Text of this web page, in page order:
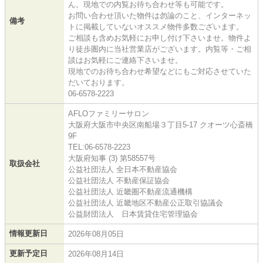
備考
ん。現地での内覧お待ち合わせ等も可能です。
お問い合わせ頂いた物件は勿論のこと、インターネッ
トに掲載していないオススメ物件多数ございます。
ご相談も含めお気軽にお申し付け下さいませ。物件よ
り徒歩圏内に当社営業店がございます。内覧等・ご相
談はお気軽にご連絡下さいませ。
現地でのお待ち合わせ希望などにもご対応させていた
だいております。
06-6578-2223
取扱会社
AFLOファミリーサロン
大阪府大阪市中央区南船場３丁目5-17 クオーツ心斎橋
9F
TEL:06-6578-2223
大阪府知事 (3) 第58557号
公益社団法人 全日本不動産協会
公益社団法人 不動産保証協会
公益社団法人 近畿圏不動産流通機構
公益社団法人 近畿地区不動産公正取引協議会
公益財団法人 日本賃貸住宅管理協会
情報更新日 2026年08月05日
更新予定日 2026年08月14日